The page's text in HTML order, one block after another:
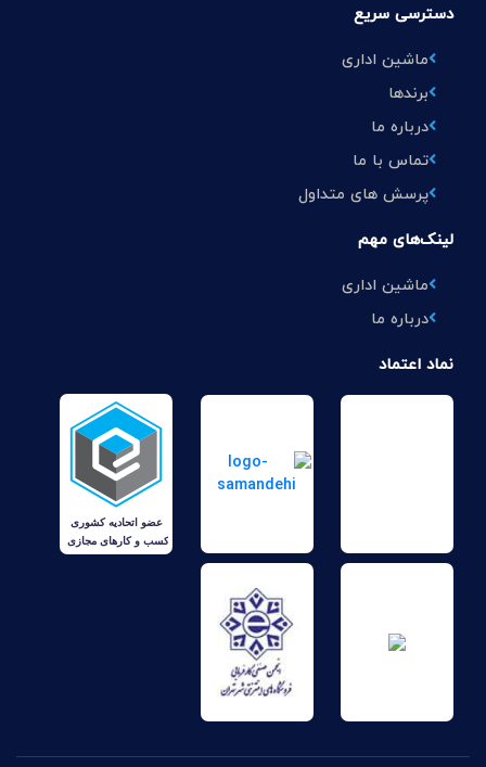
دسترسی سریع
ماشین اداری
برندها
درباره ما
تماس با ما
پرسش های متداول
لینک‌های مهم
ماشین اداری
درباره ما
نماد اعتماد